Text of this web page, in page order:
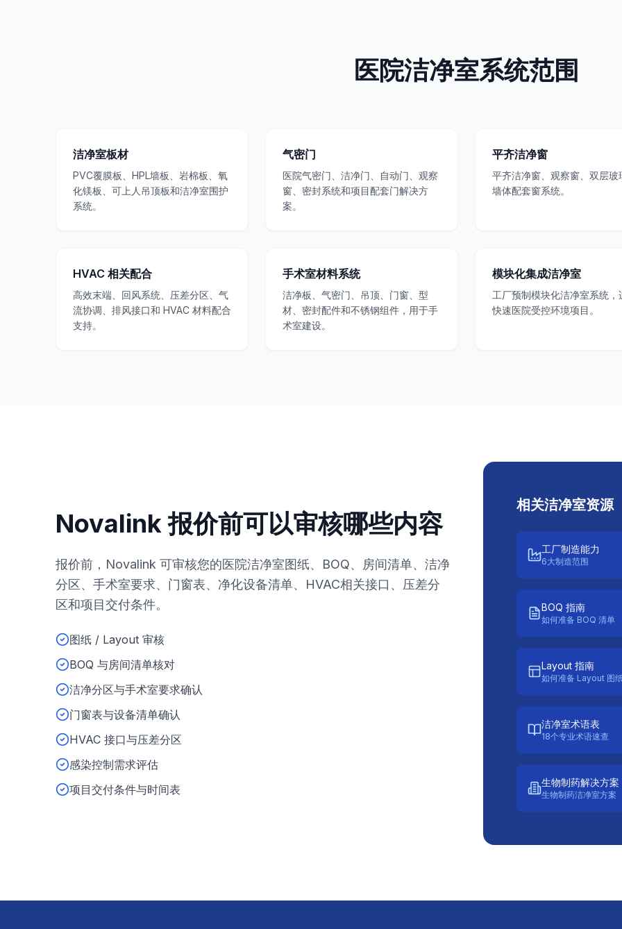
医院洁净室系统范围
洁净室板材
PVC覆膜板、HPL墙板、岩棉板、氧
化镁板、可上人吊顶板和洁净室围护
系统。
气密门
医院气密门、洁净门、自动门、观察
窗、密封系统和项目配套门解决方
案。
平齐洁净窗
平齐洁净窗、观察窗、双层玻
墙体配套窗系统。
HVAC 相关配合
高效末端、回风系统、压差分区、气
流协调、排风接口和 HVAC 材料配合
支持。
手术室材料系统
洁净板、气密门、吊顶、门窗、型
材、密封配件和不锈钢组件，用于手
术室建设。
模块化集成洁净室
工厂预制模块化洁净室系统，
快速医院受控环境项目。
Novalink 报价前可以审核哪些内容
报价前，Novalink 可审核您的医院洁净室图纸、BOQ、房间清单、洁净
分区、手术室要求、门窗表、净化设备清单、HVAC相关接口、压差分
区和项目交付条件。
图纸 / Layout 审核
BOQ 与房间清单核对
洁净分区与手术室要求确认
门窗表与设备清单确认
HVAC 接口与压差分区
感染控制需求评估
项目交付条件与时间表
相关洁净室资源
工厂制造能力
6大制造范围
BOQ 指南
如何准备 BOQ 清单
Layout 指南
如何准备 Layout 图
洁净室术语表
18个专业术语速查
生物制药解决方案
生物制药洁净室方案